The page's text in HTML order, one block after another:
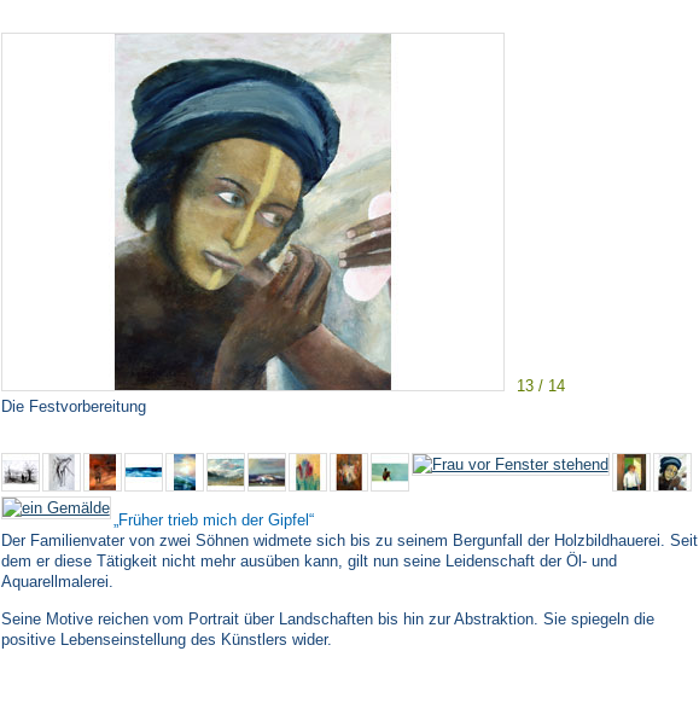
13 / 14
Die Festvorbereitung
Früher trieb mich der Gipfel
Der Familienvater von zwei Söhnen widmete sich bis zu seinem Bergunfall der Holzbildhauerei. Seit
dem er diese Tätigkeit nicht mehr ausüben kann, gilt nun seine Leidenschaft der Öl- und
Aquarellmalerei.
Seine Motive reichen vom Portrait über Landschaften bis hin zur Abstraktion. Sie spiegeln die
positive Lebenseinstellung des Künstlers wider.